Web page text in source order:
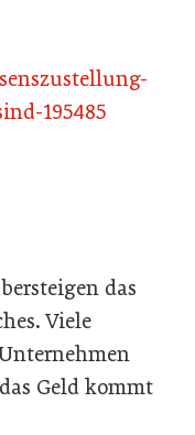
195485
das
Viele
Geld kommt